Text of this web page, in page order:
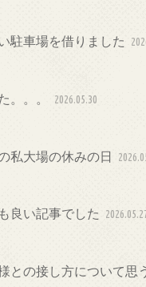
駐車場を借りました
。。。 2026.05.30
私大場の休みの日
良い記事でした
との接し方について思